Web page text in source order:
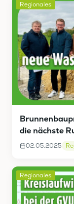
Regionales
die nächste
02.05.2025
Regionales